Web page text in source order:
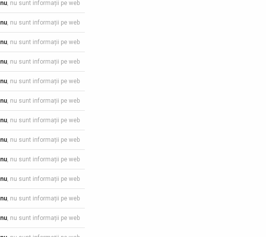
nu, nu sunt informații pe web
nu, nu sunt informații pe web
nu, nu sunt informații pe web
nu, nu sunt informații pe web
nu, nu sunt informații pe web
nu, nu sunt informații pe web
nu, nu sunt informații pe web
nu, nu sunt informații pe web
nu, nu sunt informații pe web
nu, nu sunt informații pe web
nu, nu sunt informații pe web
nu, nu sunt informații pe web